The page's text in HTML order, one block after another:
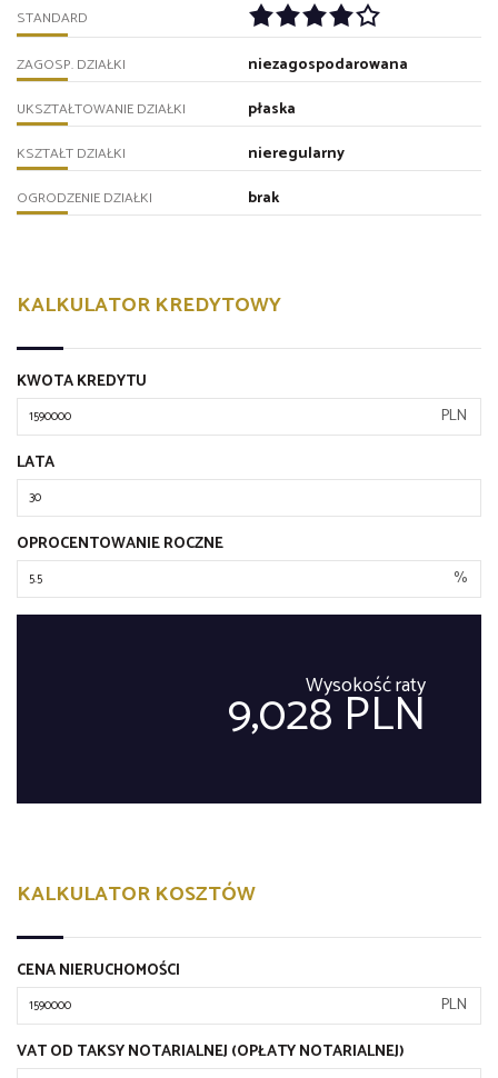
STANDARD
ZAGOSP. DZIAŁKI niezagospodarowana
UKSZTAŁTOWANIE DZIAŁKI płaska
KSZTAŁT DZIAŁKI nieregularny
OGRODZENIE DZIAŁKI brak
KALKULATOR KREDYTOWY
KWOTA KREDYTU
PLN
LATA
OPROCENTOWANIE ROCZNE
%
Wysokość raty
9,028 PLN
KALKULATOR KOSZTÓW
CENA NIERUCHOMOŚCI
PLN
VAT OD TAKSY NOTARIALNEJ (OPŁATY NOTARIALNEJ)